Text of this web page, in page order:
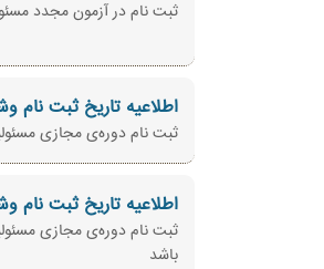
ثبت نام در آزمون مجدد مسئولین فنی تولیدکنندگان-
اطلاعیه تاریخ ثبت نام
ثبت نام دوره‌ی مجازی مسئولین
اطلاعیه تاریخ ثبت نام
باشد